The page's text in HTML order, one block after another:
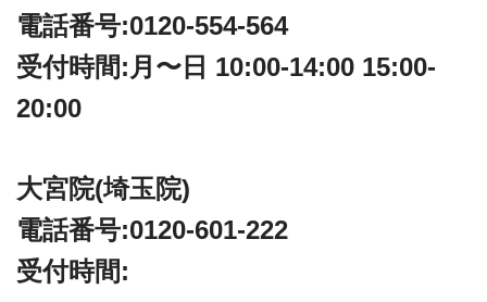
電話番号:0120-554-564
受付時間:月〜日 10:00-14:00 15:00-
20:00
大宮院(埼玉院)
電話番号:0120-601-222
受付時間: